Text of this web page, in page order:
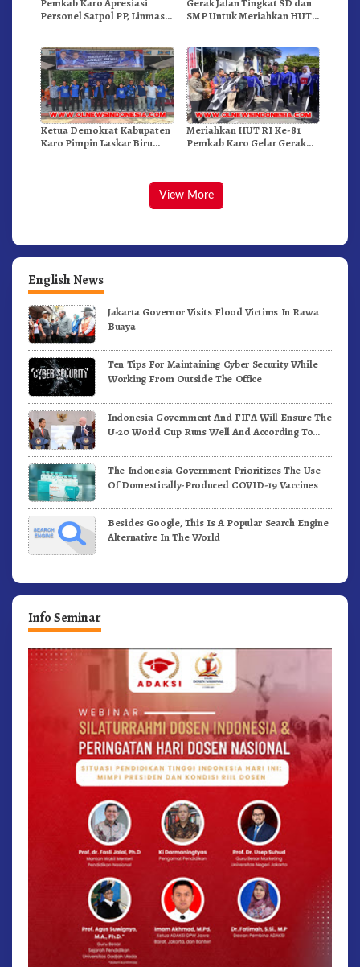
Pemkab Karo Apresiasi
Personel Satpol PP, Linmas,
Gerak Jalan Tingkat SD dan
SMP Untuk Meriahkan HUT
Ketua Demokrat Kabupaten
Karo Pimpin Laskar Biru
Meriahkan HUT RI Ke-81
Pemkab Karo Gelar Gerak
View More
English News
Jakarta Governor Visits Flood Victims In Rawa
Buaya
Ten Tips For Maintaining Cyber Security While
Working From Outside The Office
Indonesia Government And FIFA Will Ensure The
U-20 World Cup Runs Well And According To
The Indonesia Government Prioritizes The Use
Of Domestically-Produced COVID-19 Vaccines
Besides Google, This Is A Popular Search Engine
Alternative In The World
Info Seminar